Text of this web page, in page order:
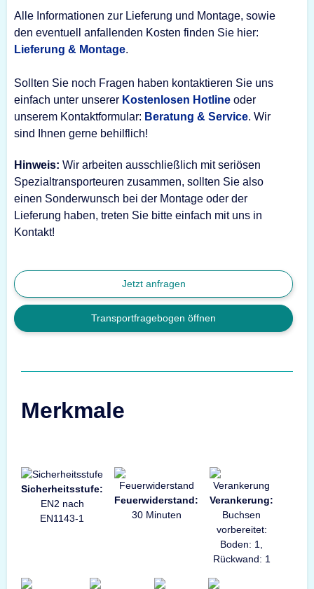
Alle Informationen zur Lieferung und Montage, sowie
den eventuell anfallenden Kosten finden Sie hier:
Lieferung & Montage.
Sollten Sie noch Fragen haben kontaktieren Sie uns
einfach unter unserer Kostenlosen Hotline oder
unserem Kontaktformular: Beratung & Service. Wir
sind Ihnen gerne behilflich!
Hinweis: Wir arbeiten ausschließlich mit seriösen
Spezialtransporteuren zusammen, sollten Sie also
einen Sonderwunsch bei der Montage oder der
Lieferung haben, treten Sie bitte einfach mit uns in
Kontakt!
Jetzt anfragen
Transportfragebogen öffnen
Merkmale
Sicherheitsstufe:
EN2 nach
EN1143-1
Feuerwiderstand:
30 Minuten
Verankerung:
Buchsen
vorbereitet:
Boden: 1,
Rückwand: 1